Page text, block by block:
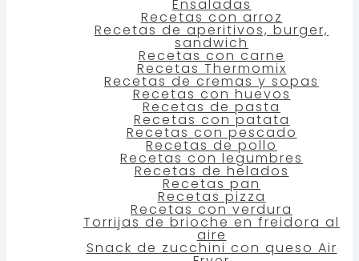
Ensaladas
Recetas con arroz
Recetas de aperitivos, burger,
sandwich
Recetas con carne
Recetas Thermomix
Recetas de cremas y sopas
Recetas con huevos
Recetas de pasta
Recetas con patata
Recetas con pescado
Recetas de pollo
Recetas con legumbres
Recetas de helados
Recetas pan
Recetas pizza
Recetas con verdura
Torrijas de brioche en freidora al
aire
Snack de zucchini con queso Air